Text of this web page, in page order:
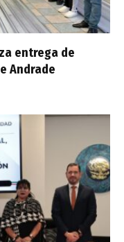
entrega de
Andrade